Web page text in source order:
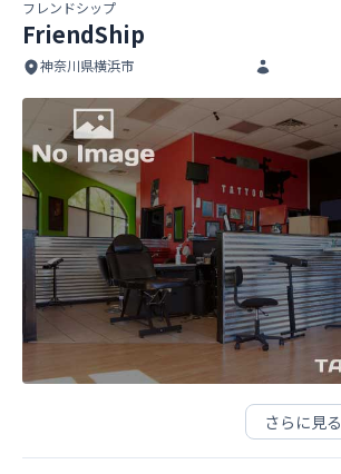
フレンドシップ
FriendShip
神奈川県横浜市
FriendShip
さらに見る